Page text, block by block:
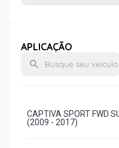
APLICAÇÃO
CAPTIVA SPORT FWD
(2009 - 2017)